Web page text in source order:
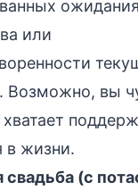
или
Возможно, вы
в жизни.
свадьба (с